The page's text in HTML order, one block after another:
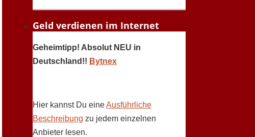
Geld verdienen im Internet
Geheimtipp! Absolut NEU in
Deutschland!! Bytnex
Hier kannst Du eineAusführliche
Beschreibung zu jedem einzelnen
Anbieter lesen.